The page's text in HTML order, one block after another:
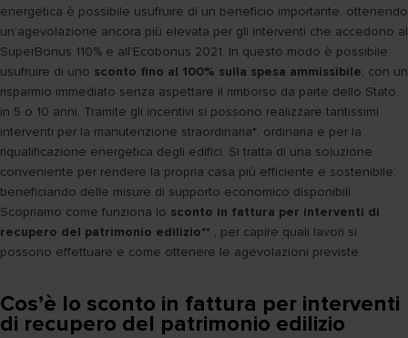
energetica è possibile usufruire di un beneficio importante, ottenendo
un’agevolazione ancora più elevata per gli interventi che accedono al
SuperBonus 110% e all’Ecobonus 2021. In questo modo è possibile
usufruire di uno sconto fino al 100% sulla spesa ammissibile, con un
risparmio immediato senza aspettare il rimborso da parte dello Stato,
in 5 o 10 anni. Tramite gli incentivi si possono realizzare tantissimi
interventi per la manutenzione straordinaria*, ordinaria e per la
riqualificazione energetica degli edifici. Si tratta di una soluzione
conveniente per rendere la propria casa più efficiente e sostenibile,
beneficiando delle misure di supporto economico disponibili.
Scopriamo come funziona lo sconto in fattura per interventi di
recupero del patrimonio edilizio** , per capire quali lavori si
possono effettuare e come ottenere le agevolazioni previste.
Cos’è lo sconto in fattura per interventi
di recupero del patrimonio edilizio